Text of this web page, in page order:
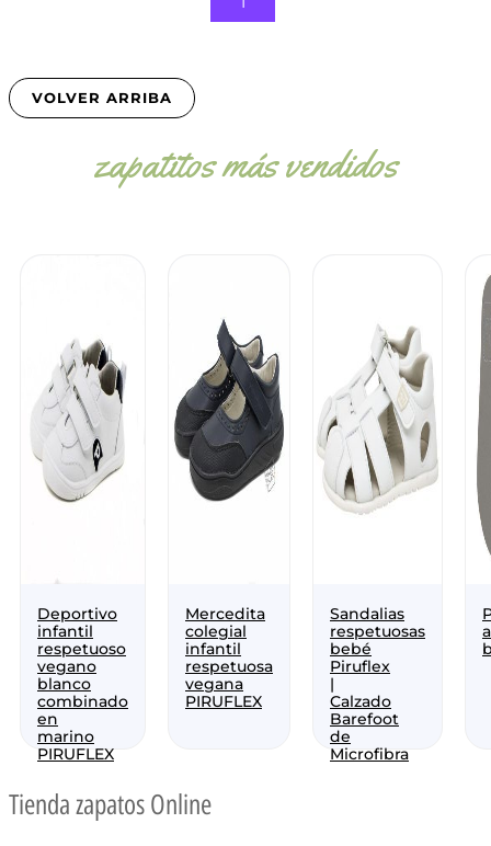
VOLVER ARRIBA
zapatitos más vendidos
Deportivo
infantil
respetuoso
vegano
blanco
combinado
en
marino
PIRUFLEX
Mercedita
colegial
infantil
respetuosa
vegana
PIRUFLEX
Sandalias
respetuosas
bebé
Piruflex
|
Calzado
Barefoot
de
Microfibra
Tienda zapatos Online